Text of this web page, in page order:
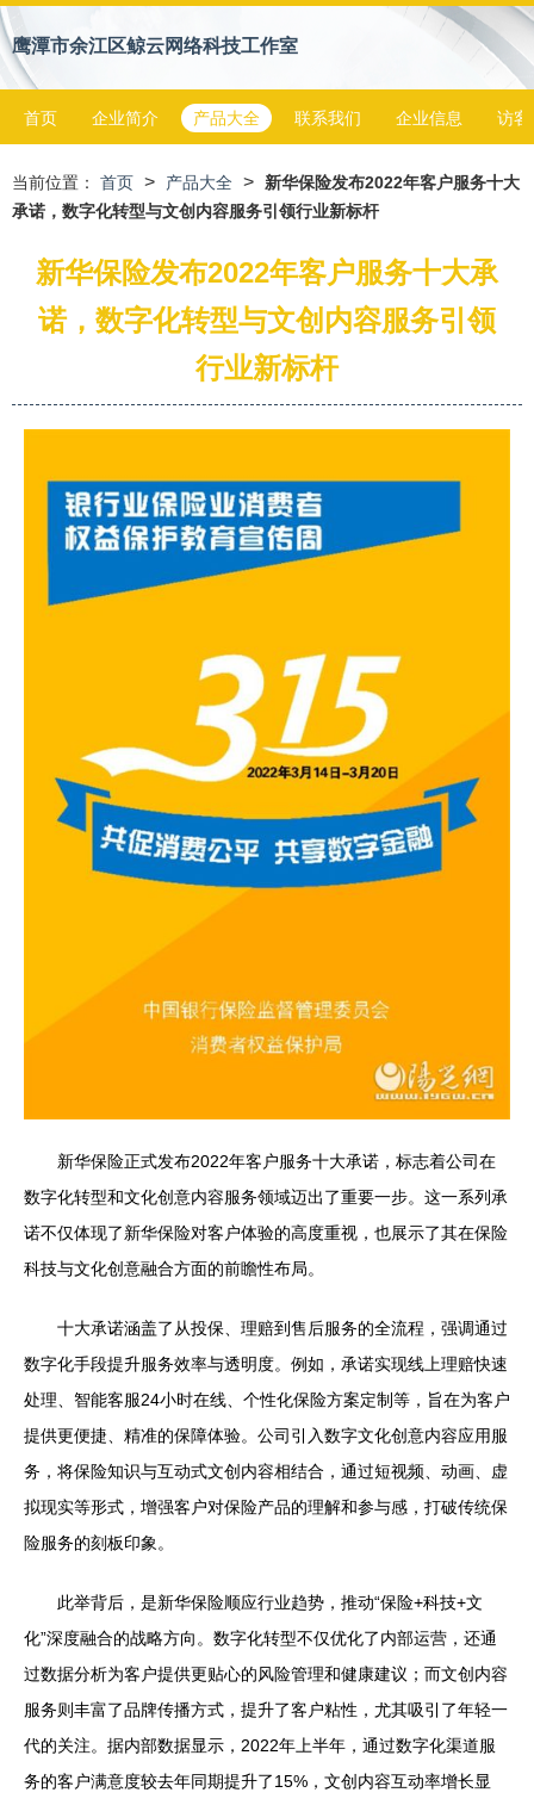
鹰潭市余江区鲸云网络科技工作室
首页 企业简介 产品大全 联系我们 企业信息 访客
当前位置： 首页 > 产品大全 >
新华保险发布2022年客户服务十大
承诺，数字化转型与文创内容服务引领行业新标杆
新华保险发布2022年客户服务十大承
诺，数字化转型与文创内容服务引领
行业新标杆
新华保险正式发布2022年客户服务十大承诺，标志着公司在
数字化转型和文化创意内容服务领域迈出了重要一步。这一系列承
诺不仅体现了新华保险对客户体验的高度重视，也展示了其在保险
科技与文化创意融合方面的前瞻性布局。
十大承诺涵盖了从投保、理赔到售后服务的全流程，强调通过
数字化手段提升服务效率与透明度。例如，承诺实现线上理赔快速
处理、智能客服24小时在线、个性化保险方案定制等，旨在为客户
提供更便捷、精准的保障体验。公司引入数字文化创意内容应用服
务，将保险知识与互动式文创内容相结合，通过短视频、动画、虚
拟现实等形式，增强客户对保险产品的理解和参与感，打破传统保
险服务的刻板印象。
此举背后，是新华保险顺应行业趋势，推动“保险+科技+文
化”深度融合的战略方向。数字化转型不仅优化了内部运营，还通
过数据分析为客户提供更贴心的风险管理和健康建议；而文创内容
服务则丰富了品牌传播方式，提升了客户粘性，尤其吸引了年轻一
代的关注。据内部数据显示，2022年上半年，通过数字化渠道服
务的客户满意度较去年同期提升了15%，文创内容互动率增长显